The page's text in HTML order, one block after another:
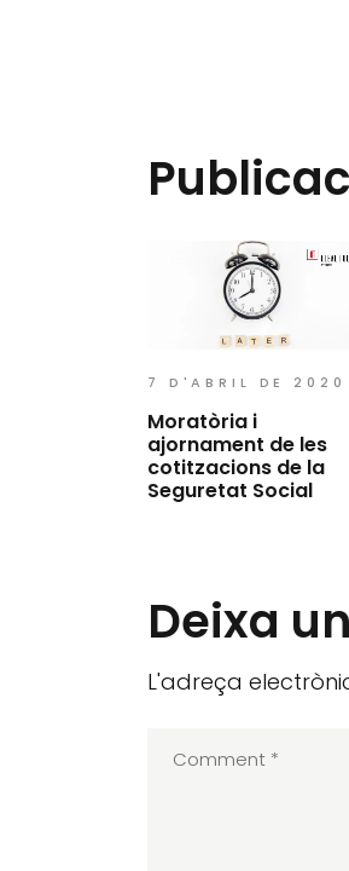
7 D'ABRIL DE 2020
Moratòria i
ajornament de les
cotitzacions de la
Seguretat Social
Deixa
L'adreça